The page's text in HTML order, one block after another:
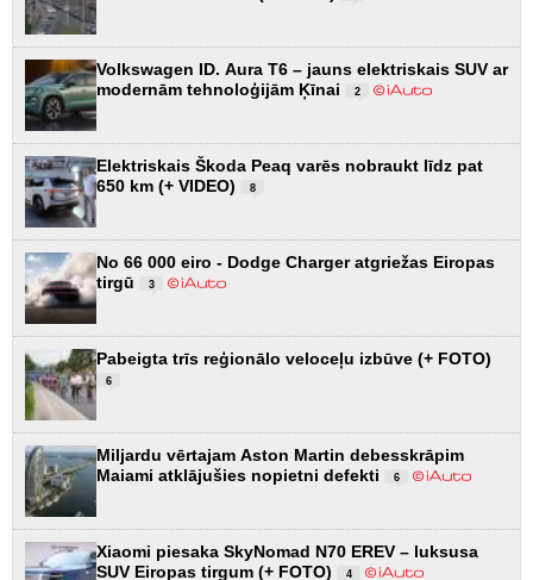
Volkswagen ID. Aura T6 – jauns elektriskais SUV ar
modernām tehnoloģijām Ķīnai
2
Elektriskais Škoda Peaq varēs nobraukt līdz pat
650 km (+ VIDEO)
8
No 66 000 eiro - Dodge Charger atgriežas Eiropas
tirgū
3
Pabeigta trīs reģionālo veloceļu izbūve (+ FOTO)
6
Miljardu vērtajam Aston Martin debesskrāpim
Maiami atklājušies nopietni defekti
6
Xiaomi piesaka SkyNomad N70 EREV – luksusa
SUV Eiropas tirgum (+ FOTO)
4